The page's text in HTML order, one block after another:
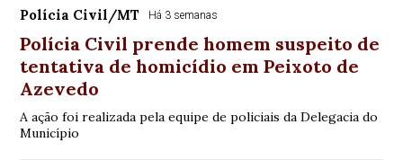
Polícia Civil/MT Há 3 semanas
Polícia Civil prende homem suspeito de
tentativa de homicídio em Peixoto de
Azevedo
A ação foi realizada pela equipe de policiais da Delegacia do
Município